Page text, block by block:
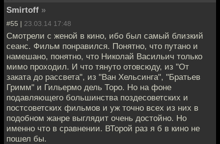
Smirtoff »
#55 | 23.03.14 17:48
Смотрели с женой в кино, ибо был самый близкий
сеанс. Фильм понравился. Понятно, что путано и
намешано, понятно, что Николай Васильич только
мимо проходил. И что тянуто отовсюду, из "От
заката до рассвета", из "Ван Хельсинга", "Братьев
Гримм" и Гильермо дель Торо. Но на фоне
подавляющего большинства поздесоветских и
постсоветских фильмов и уж точно всех из них в
подобном жанре выглядит очень достойно. Но
именно что в сравнении. ВТорой раз я б в кино не
пошел бы.